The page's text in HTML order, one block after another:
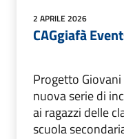
2 APRILE 2026
CAGgiafà
Progetto
nuova serie di
ai ragazzi delle
scuola